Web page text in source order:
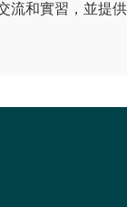
流和實習，並提